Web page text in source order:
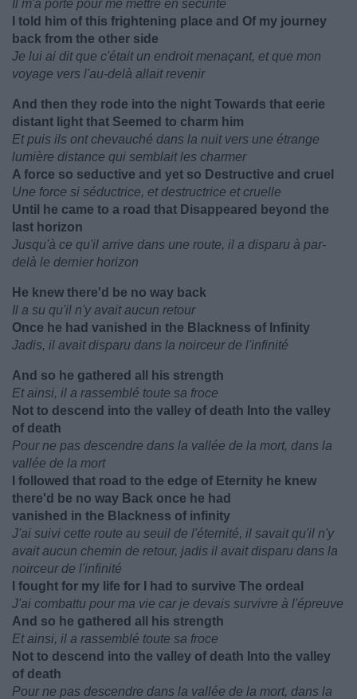
Il m'a porté pour me mettre en sécurité
I told him of this frightening place and Of my journey
back from the other side
Je lui ai dit que c'était un endroit menaçant, et que mon
voyage vers l'au-delà allait revenir
And then they rode into the night Towards that eerie
distant light that Seemed to charm him
Et puis ils ont chevauché dans la nuit vers une étrange
lumière distance qui semblait les charmer
A force so seductive and yet so Destructive and cruel
Une force si séductrice, et destructrice et cruelle
Until he came to a road that Disappeared beyond the
last horizon
Jusqu'à ce qu'il arrive dans une route, il a disparu à par-
delà le dernier horizon
He knew there'd be no way back
Il a su qu'il n'y avait aucun retour
Once he had vanished in the Blackness of Infinity
Jadis, il avait disparu dans la noirceur de l'infinité
And so he gathered all his strength
Et ainsi, il a rassemblé toute sa froce
Not to descend into the valley of death Into the valley
of death
Pour ne pas descendre dans la vallée de la mort, dans la
vallée de la mort
I followed that road to the edge of Eternity he knew
there'd be no way Back once he had
vanished in the Blackness of infinity
J'ai suivi cette route au seuil de l'éternité, il savait qu'il n'y
avait aucun chemin de retour, jadis il avait disparu dans la
noirceur de l'infinité
I fought for my life for I had to survive The ordeal
J'ai combattu pour ma vie car je devais survivre à l'épreuve
And so he gathered all his strength
Et ainsi, il a rassemblé toute sa froce
Not to descend into the valley of death Into the valley
of death
Pour ne pas descendre dans la vallée de la mort, dans la